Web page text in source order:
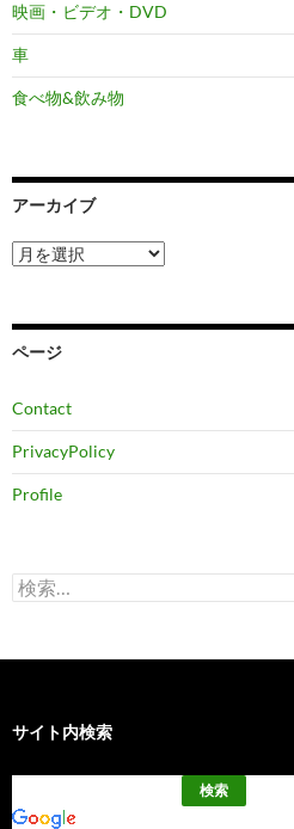
映画・ビデオ・DVD
車
食べ物&飲み物
アーカイブ
ア
ー
ページ
Contact
PrivacyPolicy
Profile
検
索:
サイト内検索